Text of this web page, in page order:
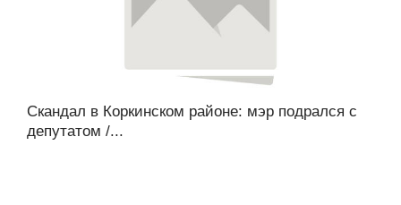
Скандал в Коркинском районе: мэр подрался с
депутатом /...